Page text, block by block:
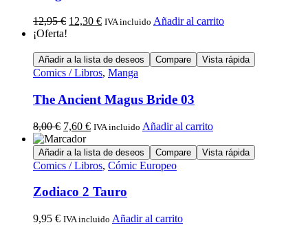
12,95€ 12,30 € IVA incluido Añadir al carrito
¡Oferta!
Añadir a la lista de deseos Compare Vista rápida
Comics / Libros, Manga
The Ancient Magus Bride 03
8,00€ 7,60 € IVA incluido Añadir al carrito
Añadir a la lista de deseos Compare Vista rápida
Comics / Libros, Cómic Europeo
Zodiaco 2 Tauro
9,95 € IVA incluido Añadir al carrito